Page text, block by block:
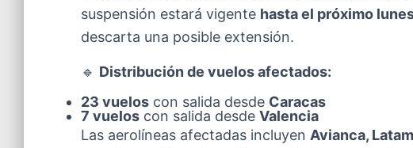
suspensión estará vigente hasta el próximo
descarta una posible extensión.
🔹 Distribución de vuelos afectados:
23 vuelos con salida desde Caracas
7 vuelos con salida desde Valencia
Las aerolíneas afectadas incluyen Avianca,